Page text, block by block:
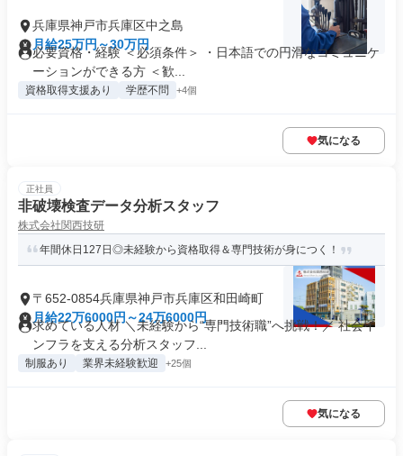
兵庫県神戸市兵庫区中之島
月給25万円～30万円
必要資格・経験 ＜必須条件＞ ・日本語での円滑なコミュニケ
ーションができる方 ＜歓...
資格取得支援あり 学歴不問 +4個
気になる
正社員
非破壊検査データ分析スタッフ
株式会社関西技研
年間休日127日◎未経験から資格取得＆専門技術が身につく！
〒652-0854兵庫県神戸市兵庫区和田崎町
月給22万6000円～24万6000円
求めている人材 ＼未経験から“専門技術職”へ挑戦！／ 社会イ
ンフラを支える分析スタッフ...
制服あり 業界未経験歓迎 +25個
気になる